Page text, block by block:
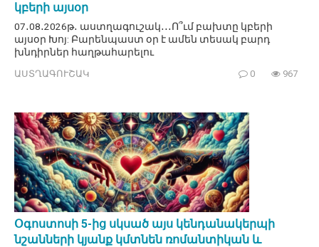
կբերի այսօր
07․08․2026թ․ աստղագուշակ․․․Ո՞ւմ բախտը կբերի
այսօր Խոյ: Բարենպաստ օր է ամեն տեսակ բարդ
խնդիրներ հաղթահարելու
ԱՍՏՂԱԳՈՒՇԱԿ 0 967
Օգոստոսի 5-ից սկսած այս կենդանակերպի
նշանների կյանք կմտնեն ռոմանտիկան և